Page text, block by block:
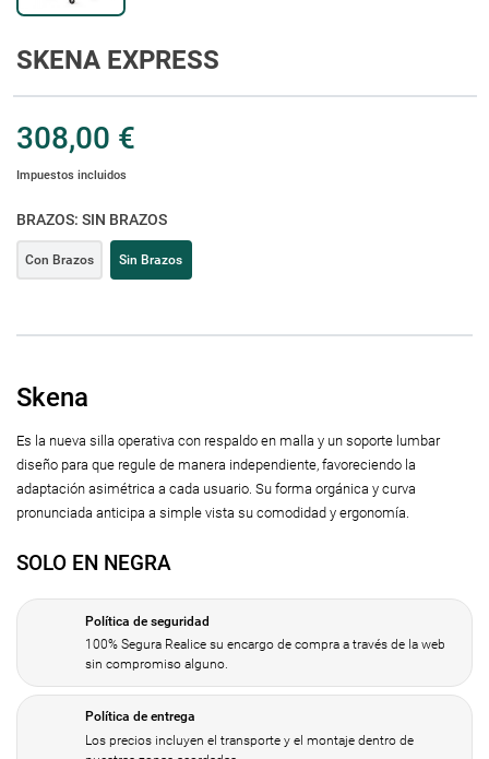
SKENA EXPRESS
308,00 €
Impuestos incluidos
BRAZOS: SIN BRAZOS
Con Brazos Sin Brazos
Skena
Es la nueva silla operativa con respaldo en malla y un soporte lumbar
diseño para que regule de manera independiente, favoreciendo la
adaptación asimétrica a cada usuario. Su forma orgánica y curva
pronunciada anticipa a simple vista su comodidad y ergonomía.
SOLO EN NEGRA
Política de seguridad
100% Segura Realice su encargo de compra a través de la web
sin compromiso alguno.
Política de entrega
Los precios incluyen el transporte y el montaje dentro de